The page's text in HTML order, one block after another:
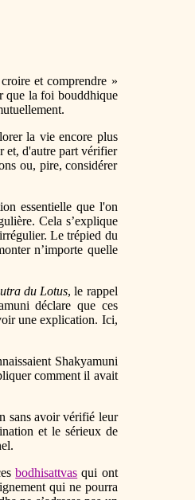
et comprendre »
que la foi bouddhique
la vie encore plus
et, d'autre part vérifier
ou, pire, considérer
essentielle que l'on
Cela s’explique
Le trépied du
n’importe quelle
du Lotus, le rappel
déclare que ces
une explication. Ici,
Shakyamuni
comment il avait
sans avoir vérifié leur
et le sérieux de
bodhisattvas qui ont
qui ne pourra